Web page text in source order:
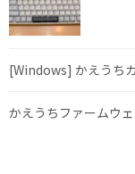
[Windows] かえうち
かえうちファームウ